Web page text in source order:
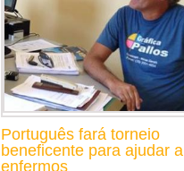
Português fará torneio
beneficente para ajudar a
enfermos